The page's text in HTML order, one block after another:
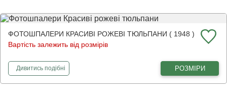
ФОТОШПАЛЕРИ КРАСИВІ РОЖЕВІ ТЮЛЬПАНИ ( 1948 )
Вартість залежить від розмірів
Дивитисьфотошпалери
подібні РОЗМІРИ